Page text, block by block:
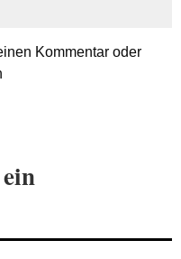
Kommentar oder